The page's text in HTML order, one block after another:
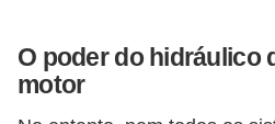
O poder do hidráulico
motor
t